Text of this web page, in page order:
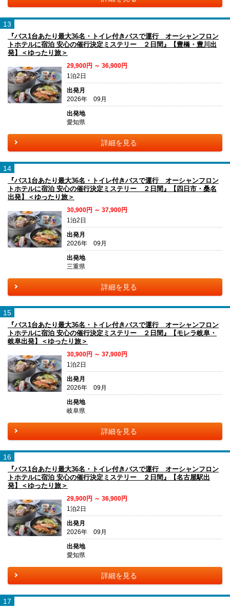
13
『バス1台あたり最大36名・トイレ付きバスで運行 オーシャンフロン
トホテルに宿泊 安心の催行決定ミステリー ２日間』【豊橋・豊川出
発】＜ゆったり旅＞
29,900円 ～ 36,900円
1泊2日
出発月
2026年 09月
出発地
愛知県
詳細を見る
14
『バス1台あたり最大36名・トイレ付きバスで運行 オーシャンフロン
トホテルに宿泊 安心の催行決定ミステリー ２日間』【四日市・桑名
出発】＜ゆったり旅＞
30,900円 ～ 37,900円
1泊2日
出発月
2026年 09月
出発地
三重県
詳細を見る
15
『バス1台あたり最大36名・トイレ付きバスで運行 オーシャンフロン
トホテルに宿泊 安心の催行決定ミステリー ２日間』【モレラ岐阜・
岐阜出発】＜ゆったり旅＞
30,900円 ～ 37,900円
1泊2日
出発月
2026年 09月
出発地
岐阜県
詳細を見る
16
『バス1台あたり最大36名・トイレ付きバスで運行 オーシャンフロン
トホテルに宿泊 安心の催行決定ミステリー ２日間』【名古屋駅出
発】＜ゆったり旅＞
29,900円 ～ 36,900円
1泊2日
出発月
2026年 09月
出発地
愛知県
詳細を見る
17